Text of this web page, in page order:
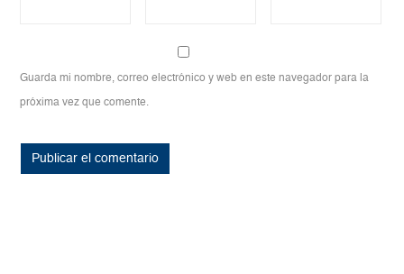
Guarda mi nombre, correo electrónico y web en este navegador para la
próxima vez que comente.